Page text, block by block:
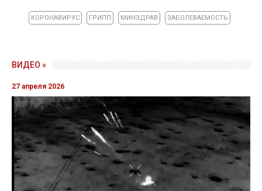
КОРОНАВИРУС ГРИПП МИНЗДРАВ ЗАБОЛЕВАЕМОСТЬ
ВИДЕО »
27 апреля 2026